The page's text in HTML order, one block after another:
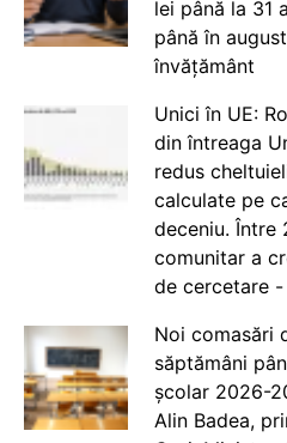
lei până la 31
până în
învățământ
Unici în UE:
din întreaga
redus
calculate pe
deceniu. Între
comunitar a
de cercetare
Noi comasări
săptămâni
școlar 2026-
Alin Badea,